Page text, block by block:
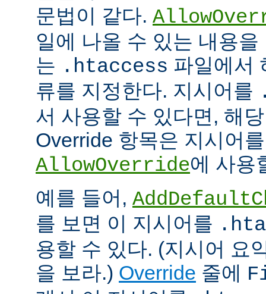
문법이 같다.
일에 나올 수 있는 내용
는 .htaccess 파일에서
류를 지정한다. 지시어를
서 사용할 수 있다면, 해
Override 항목은 지시어
AllowOverride에 사용
예를 들어,
를 보면 이 지시어를
용할 수 있다. (지시어 요
을 보라.) Override 줄에